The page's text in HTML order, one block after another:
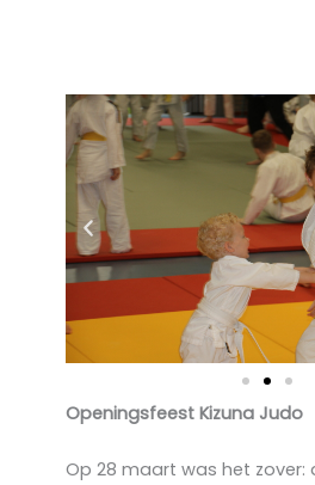
Openingsfeest Kizuna Judo
Op 28 maart was het zover: